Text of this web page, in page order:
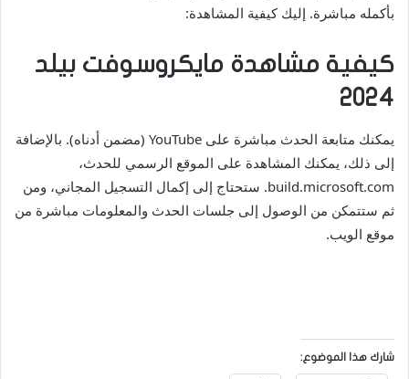
بأكمله مباشرة. إليك كيفية المشاهدة:
كيفية مشاهدة مايكروسوفت بيلد
2024
يمكنك متابعة الحدث مباشرة على YouTube (مضمن أدناه). بالإضافة
إلى ذلك، يمكنك المشاهدة على الموقع الرسمي للحدث،
build.microsoft.com. ستحتاج إلى إكمال التسجيل المجاني، ومن
ثم ستتمكن من الوصول إلى جلسات الحدث والمعلومات مباشرة من
موقع الويب.
شارك هذا الموضوع: